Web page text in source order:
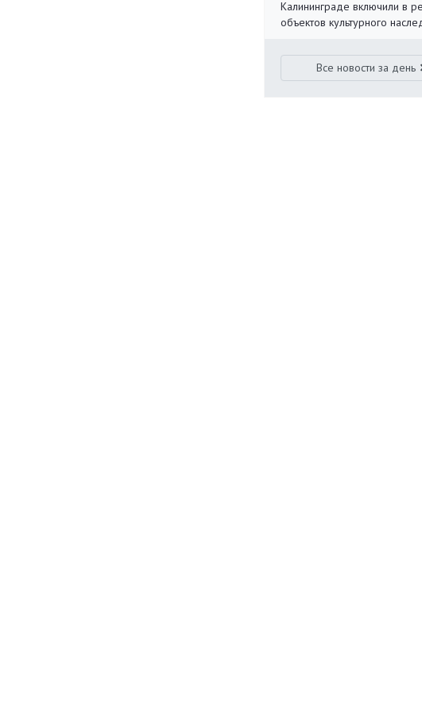
Калининграде включили в
объектов культурного
Все новости за день